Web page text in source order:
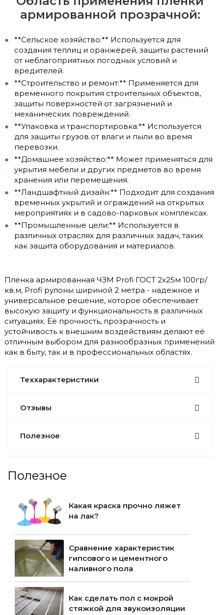
армированной прозрачной:
**Сельское хозяйство:** Используется для
создания теплиц и оранжерей, защиты растений
от неблагоприятных погодных условий и
вредителей.
**Строительство и ремонт:** Применяется для
временного покрытия строительных объектов,
защиты поверхностей от загрязнений и
механических повреждений.
**Упаковка и транспортировка:** Используется
для защиты грузов от влаги и пыли во время
перевозки.
**Домашнее хозяйство:** Может применяться для
укрытия мебели и других предметов во время
хранения или перемещения.
**Ландшафтный дизайн:** Подходит для создания
временных укрытий и ограждений на открытых
мероприятиях и в садово-парковых комплексах.
**Промышленные цели:** Используется в
различных отраслях для различных задач, таких
как защита оборудования и материалов.
Пленка армированная ЧЗМ Profi ГОСТ 2х25м 100гр/
кв.м, Profi рулоны шириной 2 метра - надежное и
универсальное решение, которое обеспечивает
высокую защиту и функциональность в различных
ситуациях. Её прочность, прозрачность и
устойчивость к внешним воздействиям делают её
отличным выбором для разнообразных применений
как в быту, так и в профессиональных областях.
Теххарактеристики
Отзывы
Полезное
Полезное
Какая краска прочно ляжет
на лак?
Сравнение характеристик
гипсового и цементного
наливного пола
Как сделать пол с мокрой
стяжкой для звукоизоляции